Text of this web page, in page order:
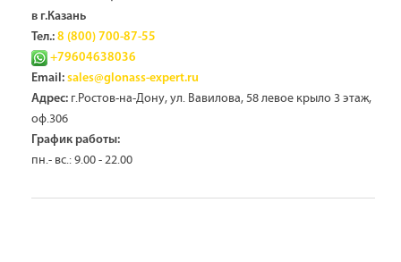
в г.Казань
Тел.: 8 (800) 700-87-55
+79604638036
Email: sales@glonass-expert.ru
Адрес: г.Ростов-на-Дону, ул. Вавилова, 58 левое крыло 3 этаж,
оф.306
График работы:
пн.- вс.: 9.00 - 22.00